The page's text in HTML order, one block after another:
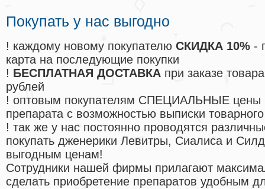
Покупать у нас выгодно
! каждому новому покупателю СКИДКА 10% -
карта на последующие покупки
! БЕСПЛАТНАЯ ДОСТАВКА при заказе
рублей
! оптовым покупателям СПЕЦИАЛЬНЫЕ цены
препарата с возможностью выписки
! так же у нас постоянно проводятся
покупать дженерики Левитры, Сиалиса и
выгодным ценам!
Cотрудники нашей фирмы прилагают
сделать приобретение препаратов удобным